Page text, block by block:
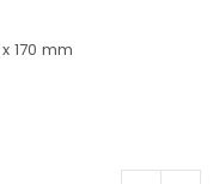
170 mm